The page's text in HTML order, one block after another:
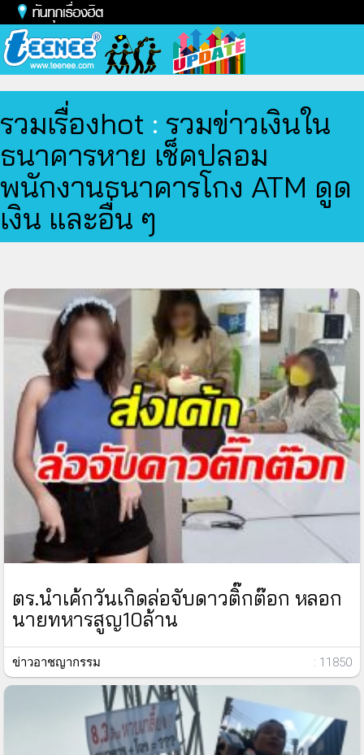
รวมเรื่องhot : รวมข่าวเงินใน
ธนาคารหาย เช็คปลอม
พนักงานธนาคารโกง ATM ดูด
เงิน และอื่น ๆ
ตร.นำเค้กวันเกิดล่อจับดาวติ๊กต๊อก หลอก
นายทหารสูญ10ล้าน
ข่าวอาชญากรรม : 11850